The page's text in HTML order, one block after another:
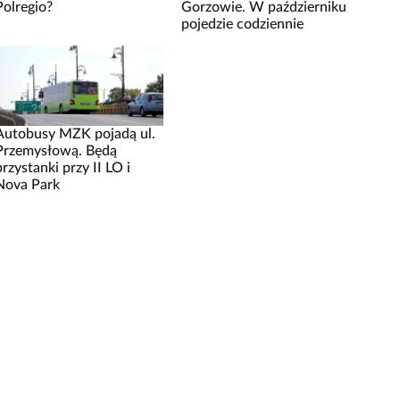
Gorzowie. W październiku
pojedzie codziennie
MZK pojadą ul.
Będą
przy II LO i
Park